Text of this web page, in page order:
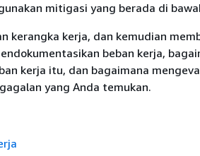
mitigasi yang berada di
kerangka kerja, dan kemudian
beban kerja,
kerja itu, dan bagaimana
yang Anda temukan.